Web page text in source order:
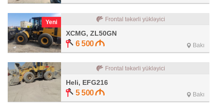
Yeni Frontal təkərli yükləyici
XCMG, ZL50GN
6 500 Bakı
Frontal təkərli yükləyici
Heli, EFG216
5 500 Bakı